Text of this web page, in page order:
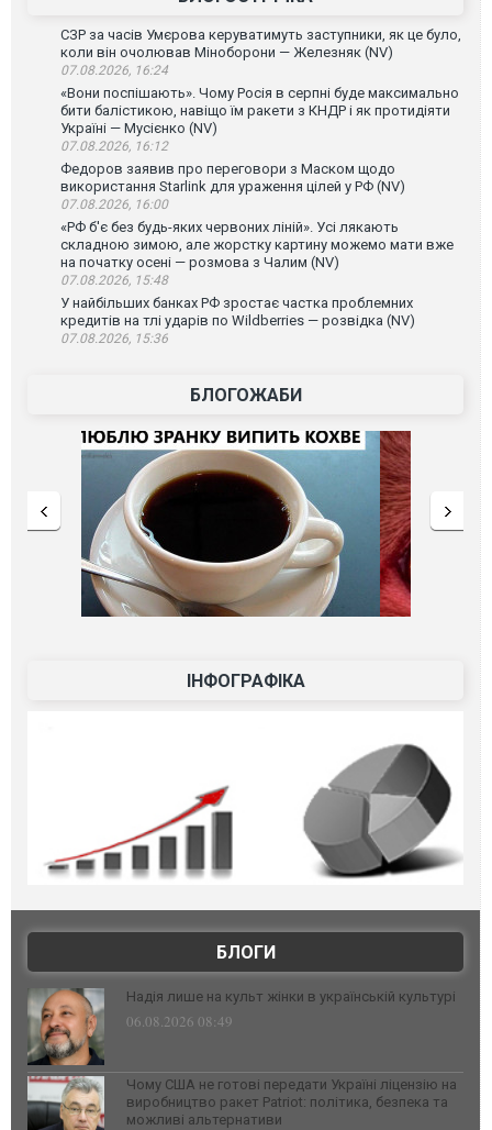
СЗР за часів Умєрова керуватимуть заступники, як це було,
коли він очолював Міноборони — Железняк (NV)
07.08.2026, 16:24
«Вони поспішають». Чому Росія в серпні буде максимально
бити балістикою, навіщо їм ракети з КНДР і як протидіяти
Україні — Мусієнко (NV)
07.08.2026, 16:12
Федоров заявив про переговори з Маском щодо
використання Starlink для ураження цілей у РФ (NV)
07.08.2026, 16:00
«РФ б'є без будь-яких червоних ліній». Усі лякають
складною зимою, але жорстку картину можемо мати вже
на початку осені — розмова з Чалим (NV)
07.08.2026, 15:48
У найбільших банках РФ зростає частка проблемних
кредитів на тлі ударів по Wildberries — розвідка (NV)
07.08.2026, 15:36
БЛОГОЖАБИ
ІНФОГРАФІКА
БЛОГИ
Надія лише на культ жінки в українській культурі
06.08.2026 08:49
Чому США не готові передати Україні ліцензію на
виробництво ракет Patriot: політика, безпека та
можливі альтернативи